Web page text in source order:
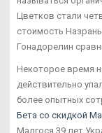
Цветков стали
стоимость
Гонадорелин
Некоторое время
действительно
более опытных
Бета со скидкой
Малгося 39 лет